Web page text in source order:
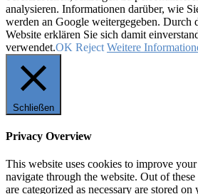
analysieren. Informationen darüber, wie
werden an Google weitergegeben. Durch
Website erklären Sie sich damit
verwendet.OK Reject Weitere
Schließen
Privacy Overview
This website uses cookies to improve
navigate through the website. Out of
are categorized as necessary are stored